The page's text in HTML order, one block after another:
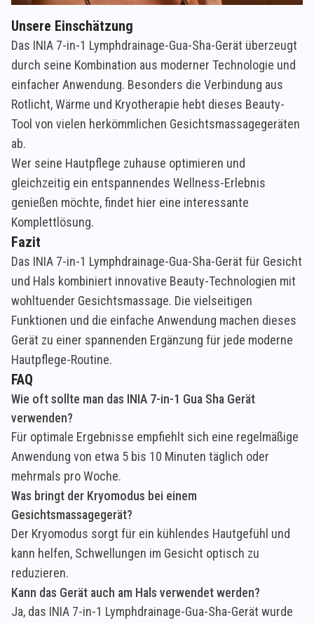
Unsere Einschätzung
Das INIA 7-in-1 Lymphdrainage-Gua-Sha-Gerät überzeugt
durch seine Kombination aus moderner Technologie und
einfacher Anwendung. Besonders die Verbindung aus
Rotlicht, Wärme und Kryotherapie hebt dieses Beauty-
Tool von vielen herkömmlichen Gesichtsmassagegeräten
ab.
Wer seine Hautpflege zuhause optimieren und
gleichzeitig ein entspannendes Wellness-Erlebnis
genießen möchte, findet hier eine interessante
Komplettlösung.
Fazit
Das INIA 7-in-1 Lymphdrainage-Gua-Sha-Gerät für Gesicht
und Hals kombiniert innovative Beauty-Technologien mit
wohltuender Gesichtsmassage. Die vielseitigen
Funktionen und die einfache Anwendung machen dieses
Gerät zu einer spannenden Ergänzung für jede moderne
Hautpflege-Routine.
FAQ
Wie oft sollte man das INIA 7-in-1 Gua Sha Gerät
verwenden?
Für optimale Ergebnisse empfiehlt sich eine regelmäßige
Anwendung von etwa 5 bis 10 Minuten täglich oder
mehrmals pro Woche.
Was bringt der Kryomodus bei einem
Gesichtsmassagegerät?
Der Kryomodus sorgt für ein kühlendes Hautgefühl und
kann helfen, Schwellungen im Gesicht optisch zu
reduzieren.
Kann das Gerät auch am Hals verwendet werden?
Ja, das INIA 7-in-1 Lymphdrainage-Gua-Sha-Gerät wurde